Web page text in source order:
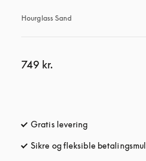
Hourglass Sand
749 kr.
Gratis levering
Sikre og fleksible